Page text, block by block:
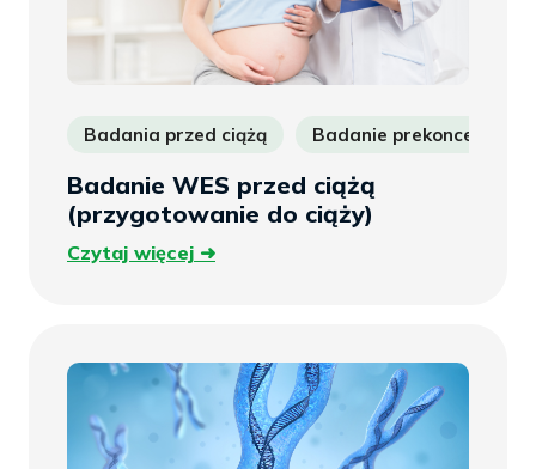
Badania przed ciążą Badanie
Badanie WES przed ciążą
(przygotowanie do ciąży)
Czytaj więcejCzytaj